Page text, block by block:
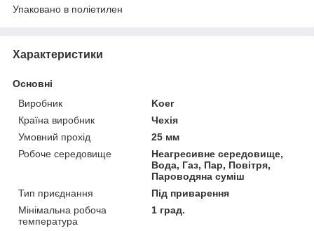
Упаковано в поліетилен
Характеристики
Основні
Виробник
Koer
Країна виробник
Чехія
Умовний прохід
25 мм
Робоче середовище
Неагресивне середовище,
Вода, Газ, Пар, Повітря,
Пароводяна суміш
Тип приєднання
Під приварення
Мінімальна робоча
температура
1 град.